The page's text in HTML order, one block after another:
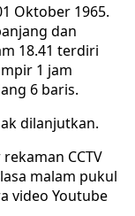
Oktober 1965.
dan
18.41 terdiri
1 jam
6 baris.
dilanjutkan.
CCTV
malam pukul
video Youtube